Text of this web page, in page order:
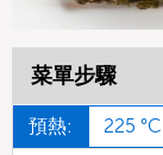
菜單步驟
預熱: 225 °C